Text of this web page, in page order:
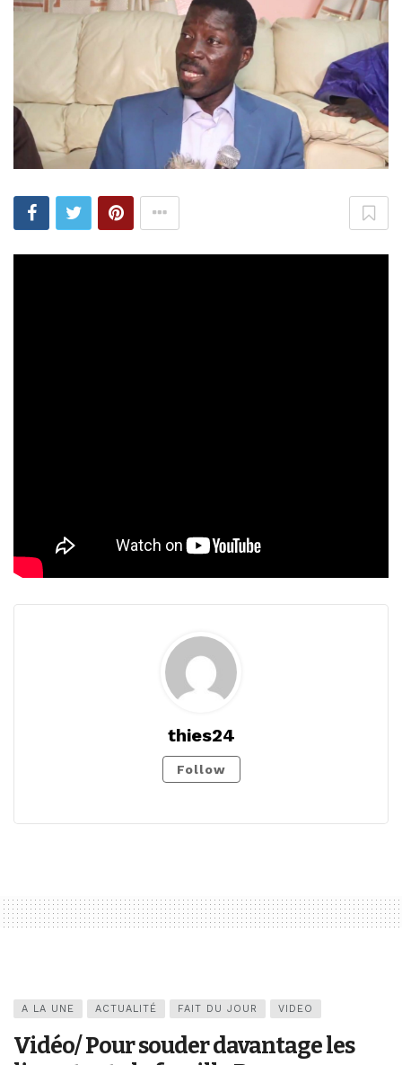
thies24
Follow
A LA UNE ACTUALITÉ FAIT DU JOUR VIDEO
Vidéo/ Pour souder davantage les